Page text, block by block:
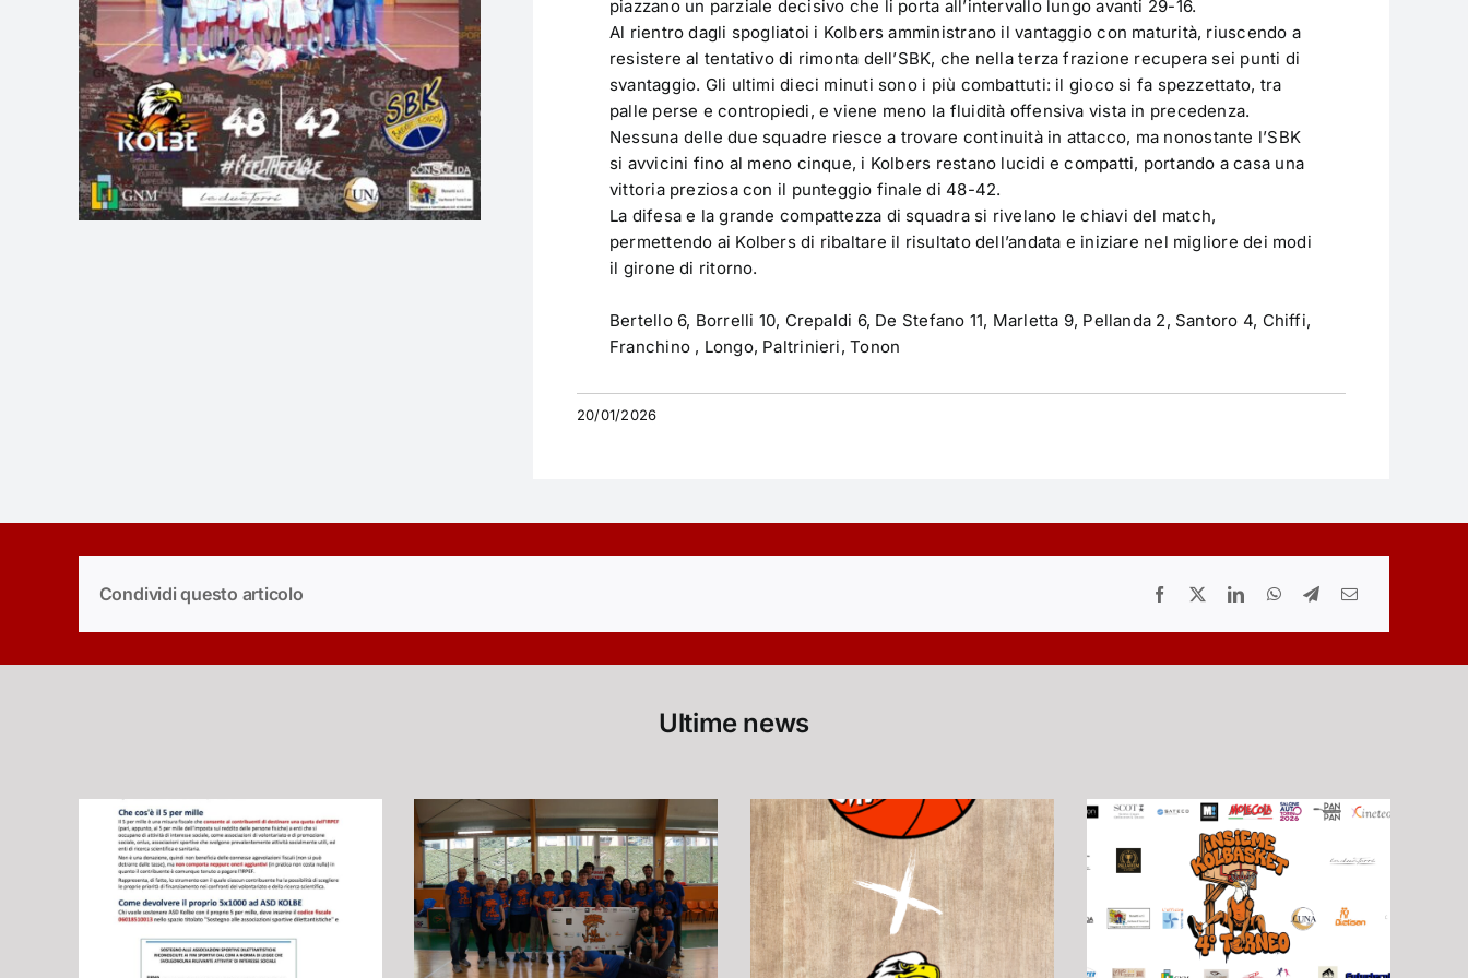
piazzano un parziale decisivo che li porta all’intervallo lungo avanti 29-16.
Al rientro dagli spogliatoi i Kolbers amministrano il vantaggio con maturità, riuscendo a
resistere al tentativo di rimonta dell’SBK, che nella terza frazione recupera sei punti di
svantaggio. Gli ultimi dieci minuti sono i più combattuti: il gioco si fa spezzettato, tra
palle perse e contropiedi, e viene meno la fluidità offensiva vista in precedenza.
Nessuna delle due squadre riesce a trovare continuità in attacco, ma nonostante l’SBK
si avvicini fino al meno cinque, i Kolbers restano lucidi e compatti, portando a casa una
vittoria preziosa con il punteggio finale di 48-42.
La difesa e la grande compattezza di squadra si rivelano le chiavi del match,
permettendo ai Kolbers di ribaltare il risultato dell’andata e iniziare nel migliore dei modi
il girone di ritorno.
Bertello 6, Borrelli 10, Crepaldi 6, De Stefano 11, Marletta 9, Pellanda 2, Santoro 4, Chiffi,
Franchino , Longo, Paltrinieri, Tonon
20/01/2026
Condividi questo articolo
Ultime news